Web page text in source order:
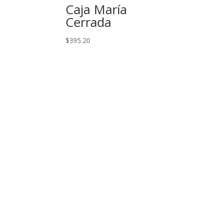
Caja María
Cerrada
$395.20